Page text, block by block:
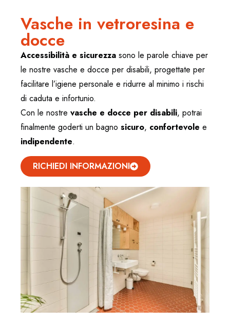
Vasche in vetroresina e
docce
Accessibilità e sicurezza sono le parole chiave per
le nostre vasche e docce per disabili, progettate per
facilitare l’igiene personale e ridurre al minimo i rischi
di caduta e infortunio.
Con le nostre vasche e docce per disabili, potrai
finalmente goderti un bagno sicuro, confortevole e
indipendente.
RICHIEDI INFORMAZIONI